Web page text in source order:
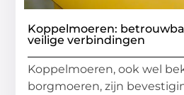
Koppelmoeren:
veilige verbindingen
Koppelmoeren, ook wel
borgmoeren, zijn